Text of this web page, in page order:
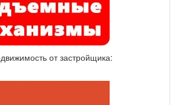
от застройщика: